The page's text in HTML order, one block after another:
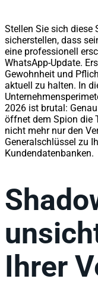
Stellen Sie sich diese
sicherstellen, dass
eine professionell
WhatsApp-Update.
Gewohnheit und
aktuell zu halten. In
2026 ist brutal:
öffnet dem Spion die
nicht mehr nur den
Generalschlüssel zu
Kundendatenbanken.
Ihrer